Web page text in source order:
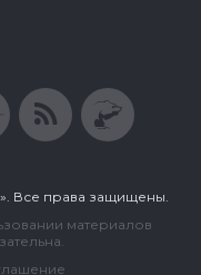
Все права защищены.
материалов